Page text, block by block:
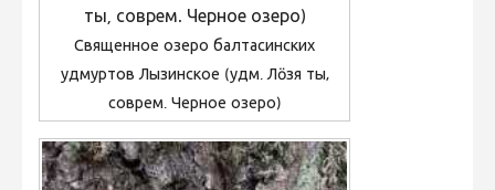
ты, соврем. Черное озеро)
Священное озеро балтасинских
удмуртов Лызинское (удм. Лӧзя ты,
соврем. Черное озеро)